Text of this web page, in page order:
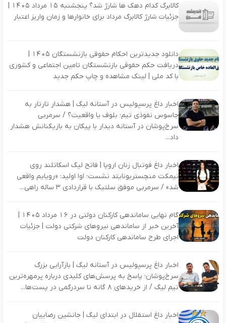
کالابرگ کدام دهک ها شارژ شد؟ پنجشنبه 15 مرداد 1405 |
جزئیات شارژ کالابرگ مرداد برای خانوارها و زمان واریز اعتبار
دانلود جدیدترین احکام حقوقی بازنشستگان ۱۴۰۵ |
دریافت حکم حقوقی بازنشستگان تامین اجتماعی و کشوری
با کد ملی | لینک مشاهده و چاپ حکم جدید
اخبار داغ پرسپولیس در آستانه لیگ | هشدار تارتار به
جاسوس نفوذی تیم؛ بلوف یا واقعیت؟ / سرمربی
سرخ‌پوشان در آستانه دیدار با پیکان به بازیکنانش هشدار
داد...
اخبار داغ فوتبال زنان اروپا | فاتح لیگ اسکاتلند روی
نیمکت منچستریونایتد نشست؛ اوا اولید: «رویایم واقعی
شد» / سرمربی موفق سلتیک با قراردادی ۳ ساله راهی...
گام نهایی ساماندهی کارکنان دولتی در 16 مرداد 1405 |
آخرین خبر از ساماندهی نیروهای شرکتی دولت | جزئیات
اجرای طرح ساماندهی کارکنان دولت
اخبار داغ پرسپولیس در آستانه لیگ | بازآرایی بزرگ
سرخ‌پوشان؛ پاسخ به پرسش‌های کلیدی درباره پرمهره‌ترین
تیم لیگ / از خریدهای ۸ گانه تا سردرگمی در پست‌ها...
اخبار داغ استقلال در ابتدای لیگ | جانشین رضاییان